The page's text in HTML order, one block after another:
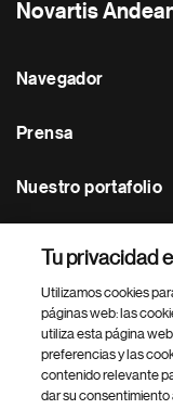
Novartis
Navegador
Prensa
Nuestro portafolio
Footer Site Search
Tu privacidad
Utilizamos cookies
páginas web: las
utiliza esta página
preferencias y las
contenido relevante
dar su